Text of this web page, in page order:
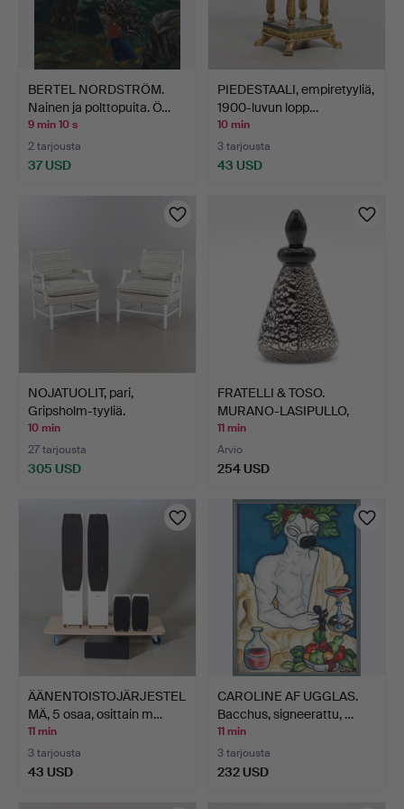
BERTEL NORDSTRÖM.
Nainen ja polttopuita. Ö…
9 min 10 s
2 tarjousta
37 USD
PIEDESTAALI, empiretyyliä,
1900-luvun lopp…
10 min
3 tarjousta
43 USD
NOJATUOLIT, pari,
Gripsholm-tyyliä.
10 min
27 tarjousta
305 USD
FRATELLI & TOSO.
MURANO-LASIPULLO,
MONIKER…
11 min
Arvio
254 USD
ÄÄNENTOISTOJÄRJESTEL
MÄ, 5 osaa, osittain m…
11 min
3 tarjousta
43 USD
CAROLINE AF UGGLAS.
Bacchus, signeerattu, …
11 min
3 tarjousta
232 USD